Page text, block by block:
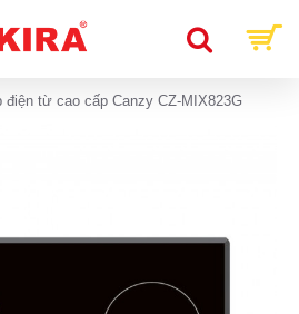
điện từ cao cấp Canzy CZ-MIX823G